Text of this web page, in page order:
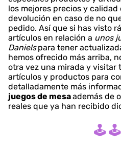
los mejores precios y
devolución en caso de no
pedido. Así que si has visto
artículos en relación a unos
Daniels para tener
hemos ofrecido más arriba,
otra vez una mirada y visitar
artículos y productos para
detalladamente más
juegos de mesaademás de
reales que ya han recibido
🕹️